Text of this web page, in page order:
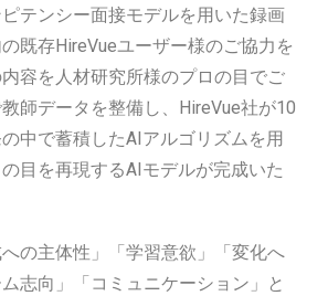
テンシー面接モデルを用いた録画
既存HireVueユーザー様のご協力を
容を人材研究所様のプロの目でご
師データを整備し、HireVue社が10
中で蓄積したAIアルゴリズムを用
目を再現するAIモデルが完成いた
の主体性」「学習意欲」「変化へ
志向」「コミュニケーション」と